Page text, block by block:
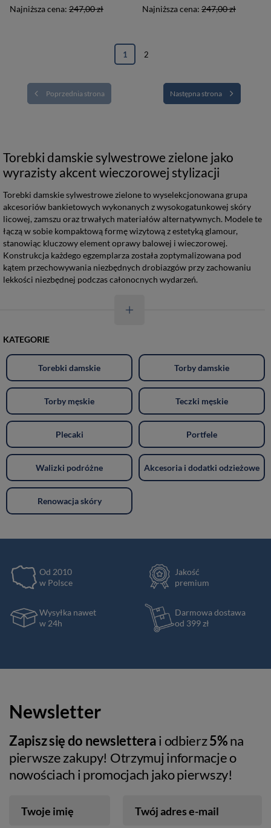
Najniższa cena: 247,00 zł Najniższa cena: 247,00 zł
Poprzednia strona
1 2
Następna strona
Torebki damskie sylwestrowe zielone jako
wyrazisty akcent wieczorowej stylizacji
Torebki damskie sylwestrowe zielone to wyselekcjonowana grupa
akcesoriów bankietowych wykonanych z wysokogatunkowej skóry
licowej, zamszu oraz trwałych materiałów alternatywnych. Modele te
łączą w sobie kompaktową formę wizytową z estetyką glamour,
stanowiąc kluczowy element oprawy balowej i wieczorowej.
Konstrukcja każdego egzemplarza została zoptymalizowana pod
kątem przechowywania niezbędnych drobiazgów przy zachowaniu
lekkości niezbędnej podczas całonocnych wydarzeń.
KATEGORIE
Torebki damskie Torby damskie
Torby męskie Teczki męskie
Plecaki Portfele
Walizki podróżne Akcesoria i dodatki odzieżowe
Renowacja skóry
Od 2010
w Polsce
Jakość
premium
Wysyłka nawet
w 24h
Darmowa dostawa
od 399 zł
Newsletter
Zapisz się do newsletterai odbierz5%na
pierwsze zakupy! Otrzymuj informacje o
nowościach i promocjach jako pierwszy!
Twoje imię Twój adres e-mail